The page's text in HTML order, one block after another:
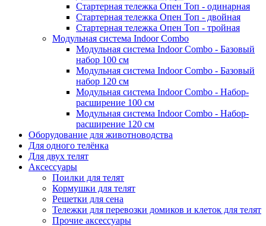
Стартерная тележка Опен Топ - одинарная
Стартерная тележка Опен Топ - двойная
Стартерная тележка Опен Топ - тройная
Модульная система Indoor Combo
Модульная система Indoor Combo - Базовый
набор 100 см
Модульная система Indoor Combo - Базовый
набор 120 см
Модульная система Indoor Combo - Набор-
расширение 100 см
Модульная система Indoor Combo - Набор-
расширение 120 см
Оборудование для животноводства
Для одного телёнка
Для двух телят
Аксессуары
Поилки для телят
Кормушки для телят
Решетки для сена
Тележки для перевозки домиков и клеток для телят
Прочие аксессуары